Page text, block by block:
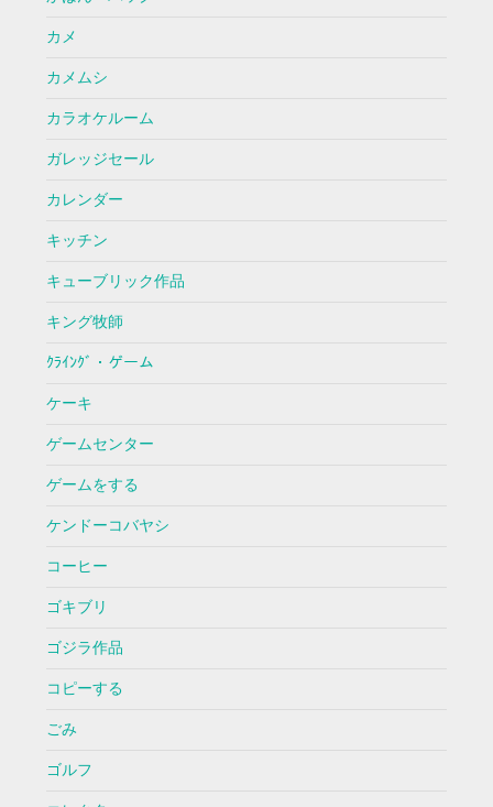
カメ
カメムシ
カラオケルーム
ガレッジセール
カレンダー
キッチン
キューブリック作品
キング牧師
ｸﾗｲﾝｸﾞ・ゲーム
ケーキ
ゲームセンター
ゲームをする
ケンドーコバヤシ
コーヒー
ゴキブリ
ゴジラ作品
コピーする
ごみ
ゴルフ